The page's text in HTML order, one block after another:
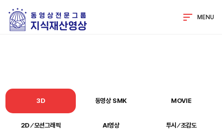
MENU
3D 동영상 SMK MOVIE
2D ⁄ 모션그래픽 AI영상 투시 ⁄ 조감도